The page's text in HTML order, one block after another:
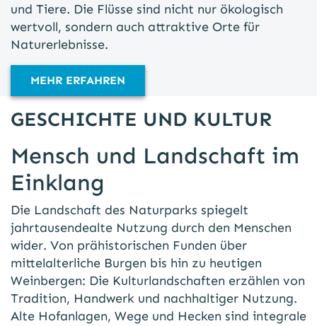
und Tiere. Die Flüsse sind nicht nur ökologisch
wertvoll, sondern auch attraktive Orte für
Naturerlebnisse.
MEHR ERFAHREN
GESCHICHTE UND KULTUR
Mensch und Landschaft im
Einklang
Die Landschaft des Naturparks spiegelt
jahrtausendealte Nutzung durch den Menschen
wider. Von prähistorischen Funden über
mittelalterliche Burgen bis hin zu heutigen
Weinbergen: Die Kulturlandschaften erzählen von
Tradition, Handwerk und nachhaltiger Nutzung.
Alte Hofanlagen, Wege und Hecken sind integrale